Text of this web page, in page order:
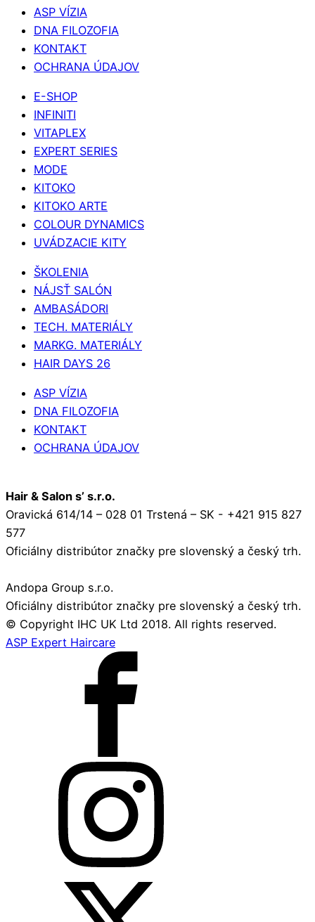
ASP VÍZIA
DNA FILOZOFIA
KONTAKT
OCHRANA ÚDAJOV
E-SHOP
INFINITI
VITAPLEX
EXPERT SERIES
MODE
KITOKO
KITOKO ARTE
COLOUR DYNAMICS
UVÁDZACIE KITY
ŠKOLENIA
NÁJSŤ SALÓN
AMBASÁDORI
TECH. MATERIÁLY
MARKG. MATERIÁLY
HAIR DAYS 26
ASP VÍZIA
DNA FILOZOFIA
KONTAKT
OCHRANA ÚDAJOV
Hair & Salon s’ s.r.o.
Oravická 614/14 – 028 01 Trstená – SK - +421 915 827
577
Oficiálny distribútor značky pre slovenský a český trh.
Andopa Group s.r.o.
Oficiálny distribútor značky pre slovenský a český trh.
© Copyright IHC UK Ltd 2018. All rights reserved.
ASP Expert Haircare